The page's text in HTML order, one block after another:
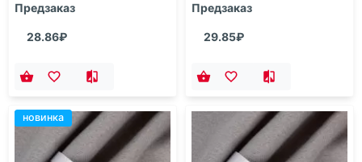
Предзаказ
28.86₽
Предзаказ
29.85₽
новинка